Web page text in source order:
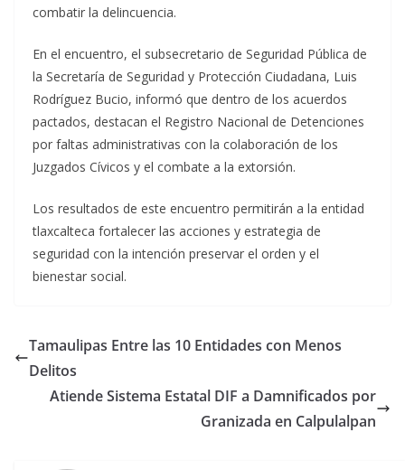
combatir la delincuencia.
En el encuentro, el subsecretario de Seguridad Pública de
la Secretaría de Seguridad y Protección Ciudadana, Luis
Rodríguez Bucio, informó que dentro de los acuerdos
pactados, destacan el Registro Nacional de Detenciones
por faltas administrativas con la colaboración de los
Juzgados Cívicos y el combate a la extorsión.
Los resultados de este encuentro permitirán a la entidad
tlaxcalteca fortalecer las acciones y estrategia de
seguridad con la intención preservar el orden y el
bienestar social.
Tamaulipas Entre las 10 Entidades con Menos
Delitos
Atiende Sistema Estatal DIF a Damnificados por
Granizada en Calpulalpan